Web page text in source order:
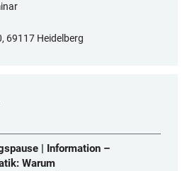
69117 Heidelberg
| Information –
Warum